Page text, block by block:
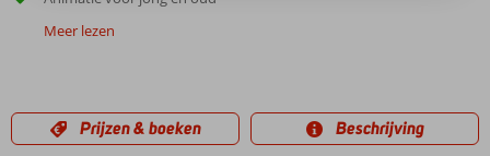
Meer lezen
Prijzen & boeken Beschrijving